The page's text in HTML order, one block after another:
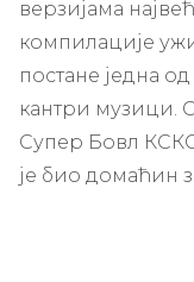
верзијама
компилације
постане једна
кантри музици.
Супер Бовл
је био домаћин